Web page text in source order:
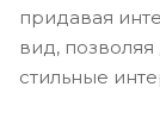
придавая
вид,
стильные